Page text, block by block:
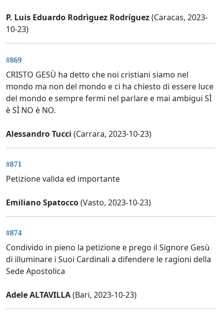
P. Luis Eduardo Rodrìguez Rodríguez(Caracas, 2023-
10-23)
#869
CRISTO GESÙ ha detto che noi cristiani siamo nel
mondo ma non del mondo e ci ha chiesto di essere luce
del mondo e sempre fermi nel parlare e mai ambigui SÌ
è SÌ NO è NO.
Alessandro Tucci (Carrara, 2023-10-23)
#871
Petizione valida ed importante
Emiliano Spatocco(Vasto, 2023-10-23)
#874
Condivido in pieno la petizione e prego il Signore Gesù
di illuminare i Suoi Cardinali a difendere le ragioni della
Sede Apostolica
Adele ALTAVILLA(Bari, 2023-10-23)